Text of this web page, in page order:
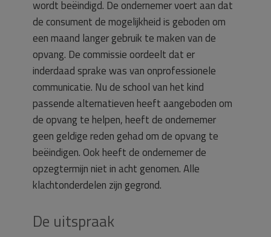
wordt beëindigd. De ondernemer voert aan dat
de consument de mogelijkheid is geboden om
een maand langer gebruik te maken van de
opvang. De commissie oordeelt dat er
inderdaad sprake was van onprofessionele
communicatie. Nu de school van het kind
passende alternatieven heeft aangeboden om
de opvang te helpen, heeft de ondernemer
geen geldige reden gehad om de opvang te
beëindigen. Ook heeft de ondernemer de
opzegtermijn niet in acht genomen. Alle
klachtonderdelen zijn gegrond.
De uitspraak